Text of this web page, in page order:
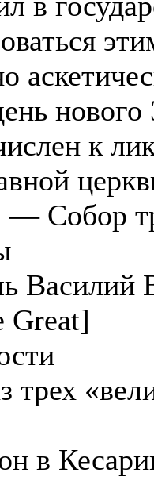
нового
к
— Собор
Василий
Great]
трех
в